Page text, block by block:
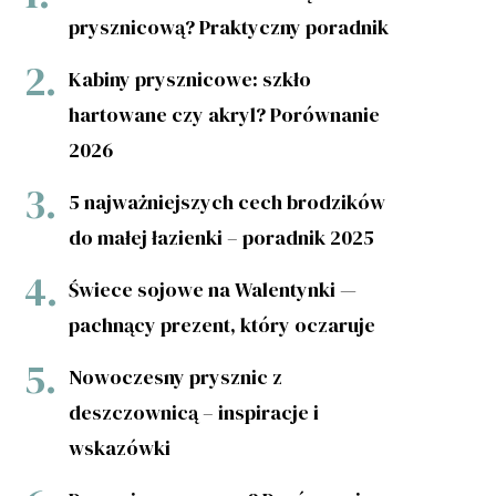
prysznicową? Praktyczny poradnik
Kabiny prysznicowe: szkło
hartowane czy akryl? Porównanie
2026
5 najważniejszych cech brodzików
do małej łazienki – poradnik 2025
Świece sojowe na Walentynki —
pachnący prezent, który oczaruje
Nowoczesny prysznic z
deszczownicą – inspiracje i
wskazówki